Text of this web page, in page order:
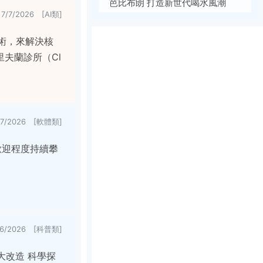
7/7/2026 [AI類]
，來解決核
夫蘭診所（Cl
2026 [軟體類]
程度持續攀
2026 [科普類]
改造 科學探
芭比布朗 打造新世代喝水風潮